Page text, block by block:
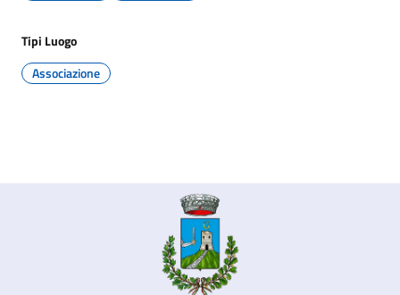
Tipi Luogo
Associazione